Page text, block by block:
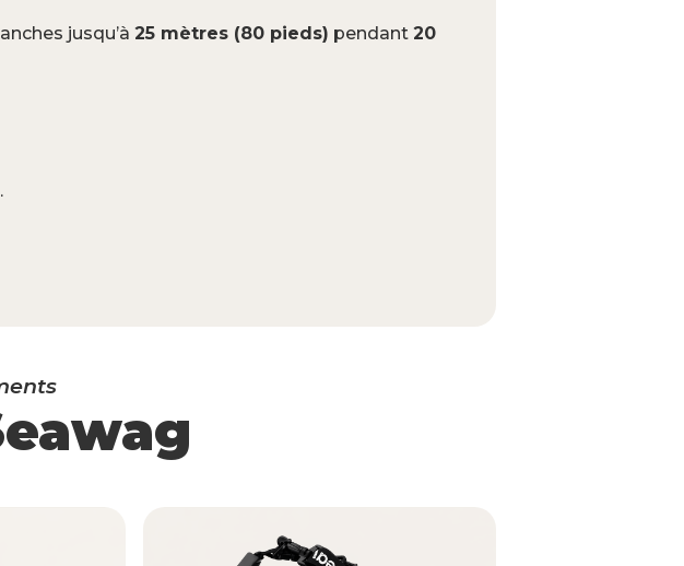
jusqu’à 25 mètres (80 pieds) pendant 20